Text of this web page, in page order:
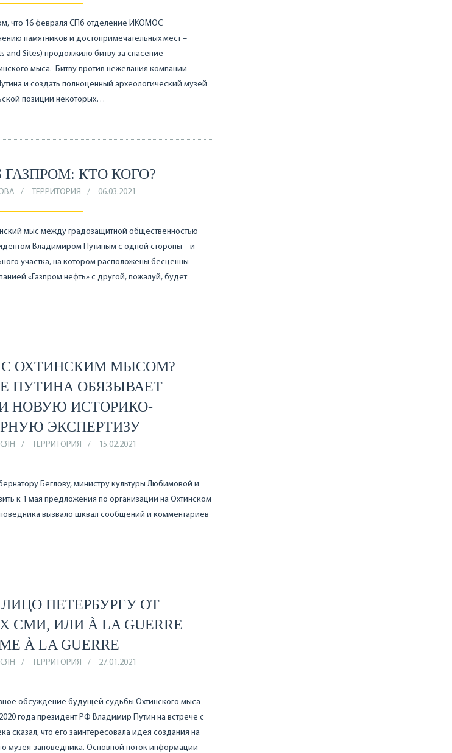
что 16 февраля СПб отделение ИКОМОС
памятников и достопримечательных мест –
Sites) продолжило битву за спасение
мыса. Битву против нежелания компании
и создать полноценный археологический музей
позиции некоторых…
ГАЗПРОМ: КТО КОГО?
ТЕРРИТОРИЯ 06.03.2021
мыс между градозащитной общественностью
Владимиром Путиным с одной стороны – и
участка, на котором расположены бесценны
«Газпром нефть» с другой, пожалуй, будет
С ОХТИНСКИМ МЫСОМ?
ПУТИНА ОБЯЗЫВАЕТ
НОВУЮ ИСТОРИКО-
ЭКСПЕРТИЗУ
ТЕРРИТОРИЯ 15.02.2021
Беглову, министру культуры Любимовой и
к 1 мая предложения по организации на Охтинском
вызвало шквал сообщений и комментариев
ПЕТЕРБУРГУ ОТ
СМИ, ИЛИ À LA GUERRE
À LA GUERRE
ТЕРРИТОРИЯ 27.01.2021
обсуждение будущей судьбы Охтинского мыса
года президент РФ Владимир Путин на встрече с
сказал, что его заинтересовала идея создания на
музея-заповедника. Основной поток информации